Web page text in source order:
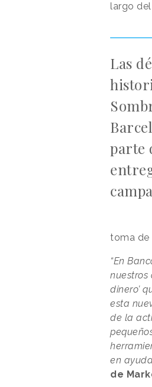
largo
Las
parte
toma de
“En
nuestros
dinero’
esta
de la
en
de